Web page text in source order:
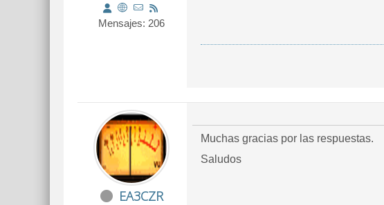
Mensajes: 206
EA3CZR
Muchas gracias por las respuestas.
Saludos